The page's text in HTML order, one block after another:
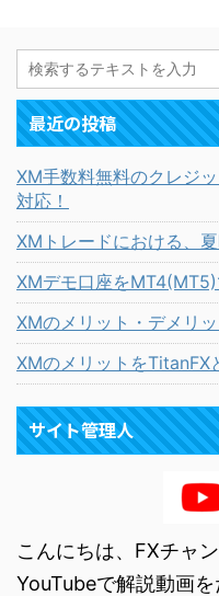
最近の投稿
XM手数料無料のクレジ
対応！
XMトレードにおける、
XMデモ口座を
XMのメリット・デメリッ
XMのメリットをTitanFX
サイト管理人
こんにちは、FXチャン
YouTubeで解説動画を